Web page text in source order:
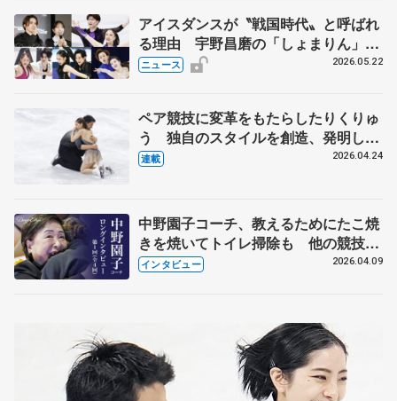
アイスダンスが〝戦国時代〟と呼ばれ
る理由 宇野昌磨の「しょまりん」ら
実力者が相次いで参戦 国内の競争激
ニュース 2026.05.22
ペア競技に変革をもたらしたりくりゅ
う 独自のスタイルを創造、発明した
【引退発表後②】
連載 2026.04.24
中野園子コーチ、教えるためにたこ焼
きを焼いてトイレ掃除も 他の競技に
も通用するという坂本花織の筋肉
インタビュー 2026.04.09